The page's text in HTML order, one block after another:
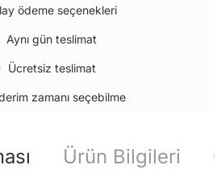
ödeme seçenekleri
Aynı gün teslimat
Ücretsiz teslimat
zamanı seçebilme
Ürün Bilgileri